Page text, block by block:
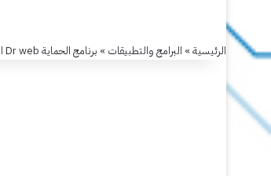
الرئيسية» البرامج والتطبيقات » برنامج الحماية Dr web المجاني